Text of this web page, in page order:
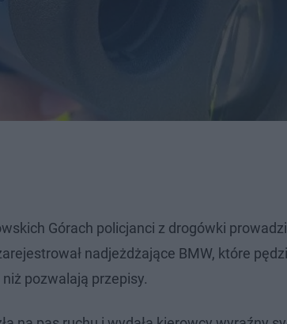
Górach policjanci z drogówki
nadjeżdżające BMW, które
pozwalają przepisy.